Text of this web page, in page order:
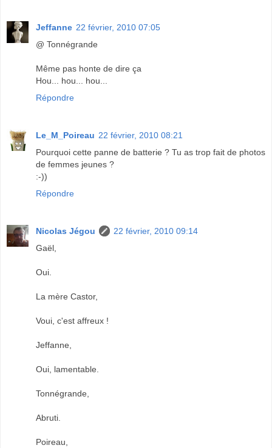
Jeffanne 22 février, 2010 07:05
@ Tonnégrande
Même pas honte de dire ça
Hou... hou... hou...
Répondre
Le_M_Poireau 22 février, 2010 08:21
Pourquoi cette panne de batterie ? Tu as trop fait de photos
de femmes jeunes ?
:-))
Répondre
Nicolas Jégou
22 février, 2010 09:14
Gaël,
Oui.
La mère Castor,
Voui, c'est affreux !
Jeffanne,
Oui, lamentable.
Tonnégrande,
Abruti.
Poireau,